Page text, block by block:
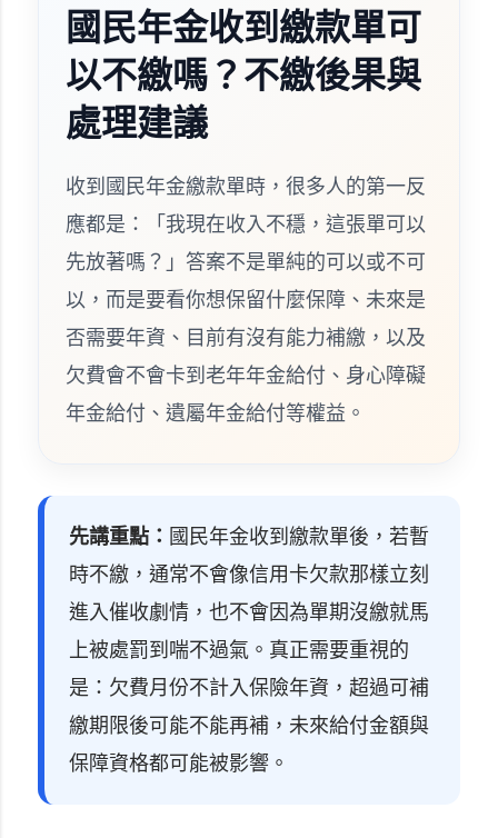
國民年金收到繳款單可
以不繳嗎？不繳後果與
處理建議
收到國民年金繳款單時，很多人的第一反
應都是：「我現在收入不穩，這張單可以
先放著嗎？」答案不是單純的可以或不可
以，而是要看你想保留什麼保障、未來是
否需要年資、目前有沒有能力補繳，以及
欠費會不會卡到老年年金給付、身心障礙
年金給付、遺屬年金給付等權益。
先講重點： 國民年金收到繳款單後，若暫
時不繳，通常不會像信用卡欠款那樣立刻
進入催收劇情，也不會因為單期沒繳就馬
上被處罰到喘不過氣。真正需要重視的
是：欠費月份不計入保險年資，超過可補
繳期限後可能不能再補，未來給付金額與
保障資格都可能被影響。